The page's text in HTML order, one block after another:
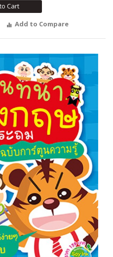
Cart
Add to Compare